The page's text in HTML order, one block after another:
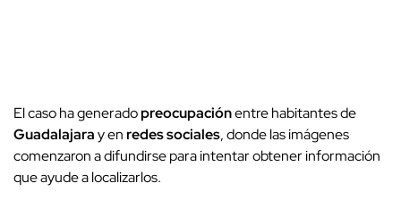
El caso ha generadopreocupaciónentre habitantes de
Guadalajaray enredes sociales, donde las imágenes
comenzaron a difundirse para intentar obtener información
que ayude a localizarlos.